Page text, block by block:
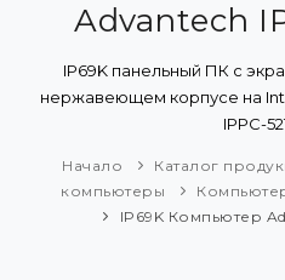
ПРИМЕРЫ И РЕШЕНИЯ
КАТАЛОГ ПРОДУКЦИИ
Advantech
IP69K панельный ПК с
нержавеющем корпусе на
IPPC-
Начало Каталог
компьютеры
IP69K Компьютер